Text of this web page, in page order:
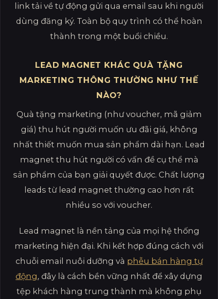
link tải về tự động gửi qua email sau khi người
dùng đăng ký. Toàn bộ quy trình có thể hoàn
thành trong một buổi chiều.
LEAD MAGNET KHÁC QUÀ TẶNG
MARKETING THÔNG THƯỜNG NHƯ THẾ
NÀO?
Quà tặng marketing (như voucher, mã giảm
giá) thu hút người muốn ưu đãi giá, không
nhất thiết muốn mua sản phẩm dài hạn. Lead
magnet thu hút người có vấn đề cụ thể mà
sản phẩm của bạn giải quyết được. Chất lượng
leads từ lead magnet thường cao hơn rất
nhiều so với voucher.
Lead magnet là nền tảng của mọi hệ thống
marketing hiện đại. Khi kết hợp đúng cách với
chuỗi email nuôi dưỡng và phễu bán hàng tự
động, đây là cách bền vững nhất để xây dựng
tệp khách hàng trung thành mà không phụ